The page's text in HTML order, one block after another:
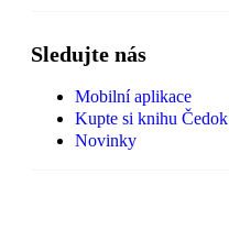
Sledujte nás
Mobilní aplikace
Kupte si knihu Čedok
Novinky